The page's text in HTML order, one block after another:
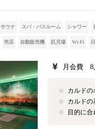
サウナ スパ・バスルーム シャワー
売店 自動販売機 託児場 Wi-Fi
月会費
カルドの
カルドの
目的に合